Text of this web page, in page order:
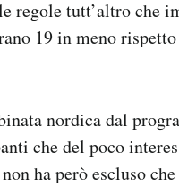
regole tutt’altro che
19 in meno
nordica dal
che del poco
ha però escluso